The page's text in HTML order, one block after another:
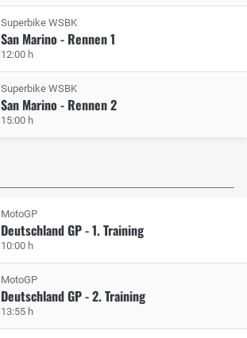
Superbike WSBK
San Marino - Rennen 1
12:00 h
Superbike WSBK
San Marino - Rennen 2
15:00 h
MotoGP
Deutschland GP - 1. Training
10:00 h
MotoGP
Deutschland GP - 2. Training
13:55 h